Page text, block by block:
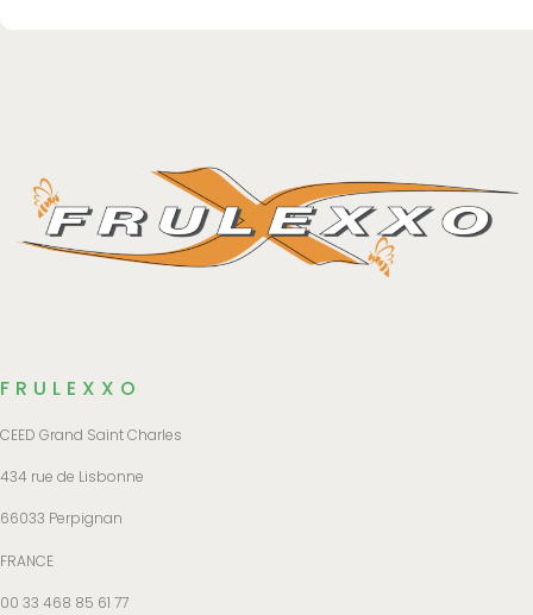
FRULEXXO
CEED Grand Saint Charles
434 rue de Lisbonne
66033 Perpignan
FRANCE
00 33 468 85 61 77